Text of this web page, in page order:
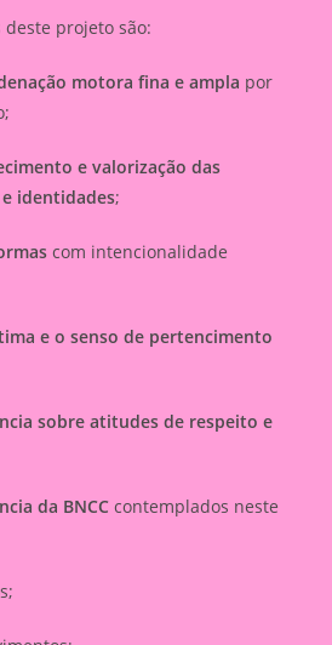
projeto são:
motora fina e ampla por
e valorização das
identidades;
com intencionalidade
e o senso de pertencimento
sobre atitudes de respeito e
da BNCC contemplados neste